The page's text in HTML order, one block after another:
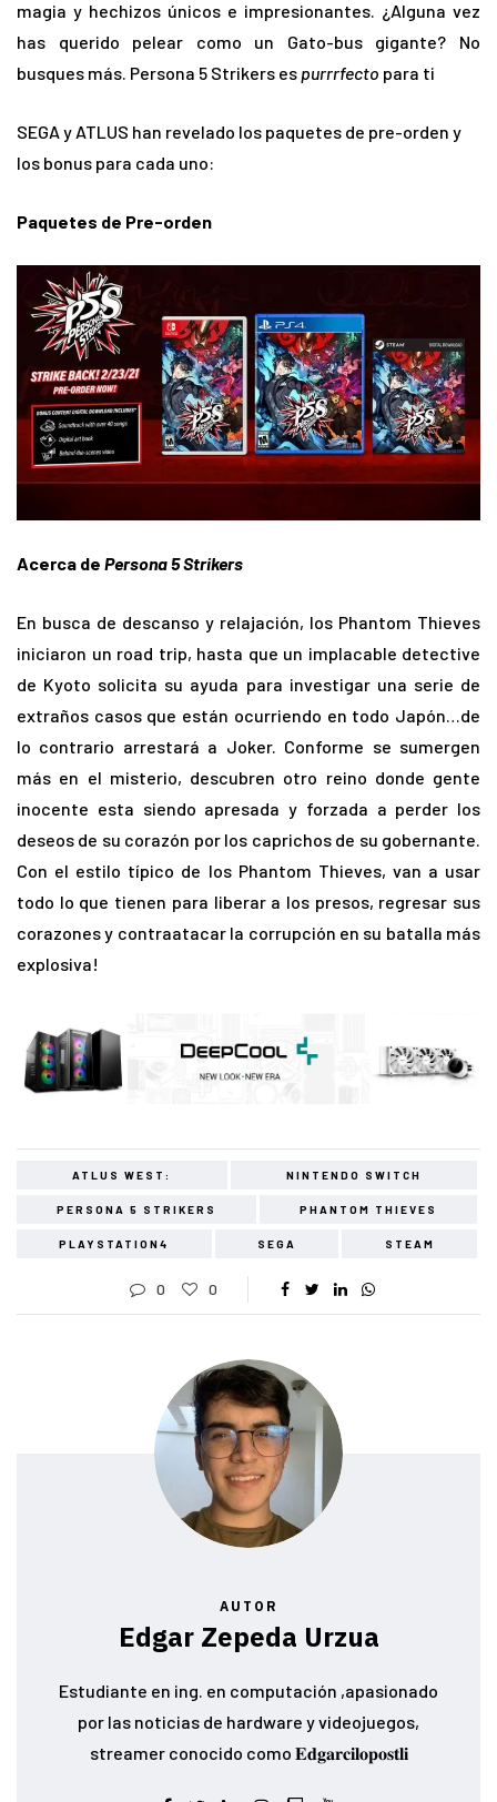
magia y hechizos únicos e impresionantes. ¿Alguna vez
has querido pelear como un Gato-bus gigante? No
busques más. Persona 5 Strikers es purrrfecto para ti
SEGA y ATLUS han revelado los paquetes de pre-orden y
los bonus para cada uno:
Paquetes de Pre-orden
Acerca de Persona5 Strikers
En busca de descanso y relajación, los Phantom Thieves
iniciaron un road trip, hasta que un implacable detective
de Kyoto solicita su ayuda para investigar una serie de
extraños casos que están ocurriendo en todo Japón…de
lo contrario arrestará a Joker. Conforme se sumergen
más en el misterio, descubren otro reino donde gente
inocente esta siendo apresada y forzada a perder los
deseos de su corazón por los caprichos de su gobernante.
Con el estilo típico de los Phantom Thieves, van a usar
todo lo que tienen para liberar a los presos, regresar sus
corazones y contraatacar la corrupción en su batalla más
explosiva!
ATLUS WEST: NINTENDO SWITCH
PERSONA 5 STRIKERS PHANTOM THIEVES
PLAYSTATION4 SEGA STEAM
0 0
AUTOR
Edgar Zepeda Urzua
Estudiante en ing. en computación ,apasionado
por las noticias de hardware y videojuegos,
streamer conocido como 𝐄𝐝𝐠𝐚𝐫𝐜𝐢𝐥𝐨𝐩𝐨𝐬𝐭𝐥𝐢